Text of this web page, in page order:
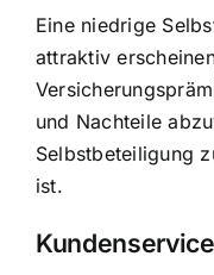
Eine niedrige
attraktiv
und Nachteile
Selbstbeteiligung
ist.